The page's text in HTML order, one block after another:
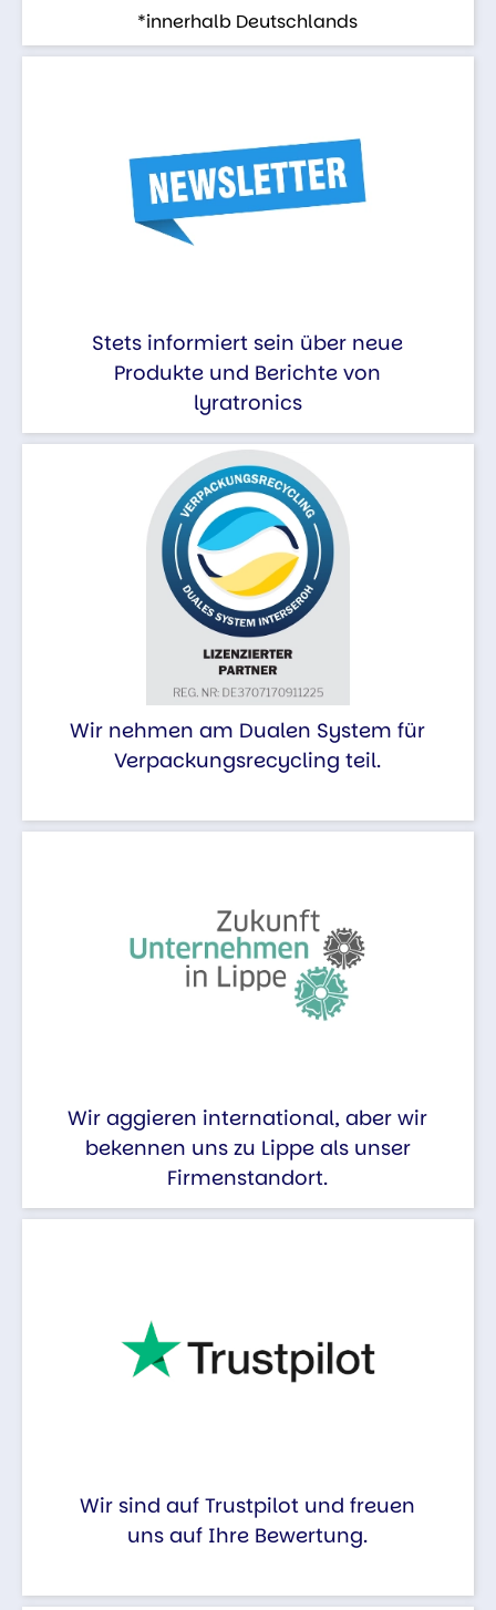
*innerhalb Deutschlands
Stets informiert sein über neue
Produkte und Berichte von
lyratronics
Wir nehmen am Dualen System für
Verpackungsrecycling teil.
Wir aggieren international, aber wir
bekennen uns zu Lippe als unser
Firmenstandort.
Wir sind auf Trustpilot und freuen
uns auf Ihre Bewertung.